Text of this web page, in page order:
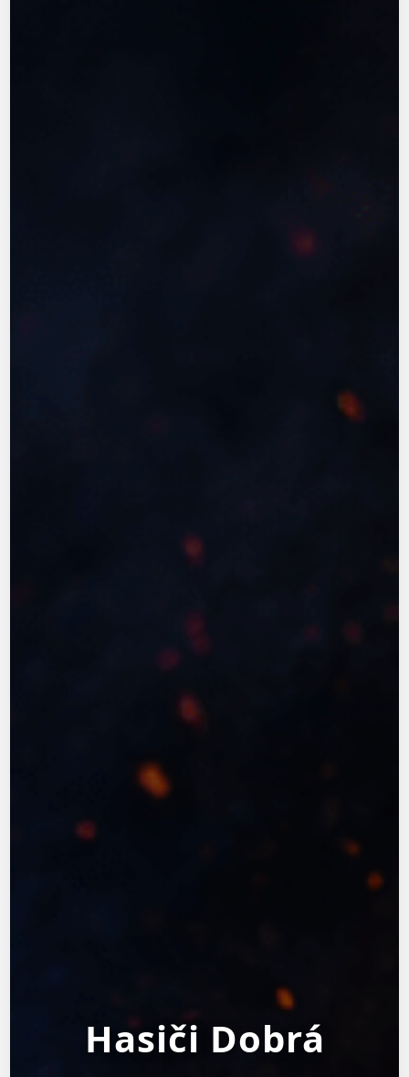
Hasiči Dobrá